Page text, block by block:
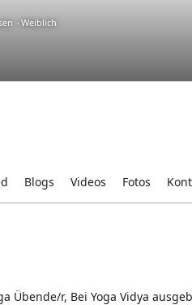
Weiblich
Blogs Videos Fotos
Übende/r, Bei Yoga Vidya